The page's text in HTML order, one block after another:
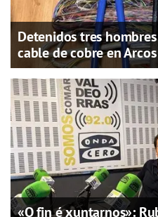
Detenidos tres
cable de cobre en Arcos
«O fin é xuntarnos»: